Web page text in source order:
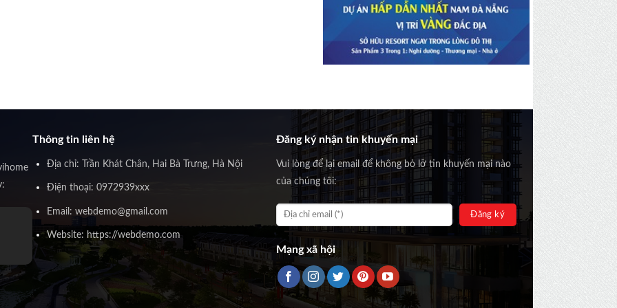
Thông tin liên hệ
Địa chỉ: Trần Khát Chân, Hai Bà Trưng, Hà Nội
Điện thoại: 0972939xxx
Email: webdemo@gmail.com
Website: https://webdemo.com
Đăng ký nhận tin khuyến mại
Vui lòng để lại email để không bỏ lỡ tin khuyến mại nào
của chúng tôi:
Mạng xã hội